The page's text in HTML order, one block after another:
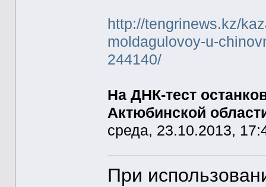
http://tengrinews.kz/
moldagulovoy-u-
244140/
На ДНК-тест
Актюбинской
среда, 23.10.2013,
При